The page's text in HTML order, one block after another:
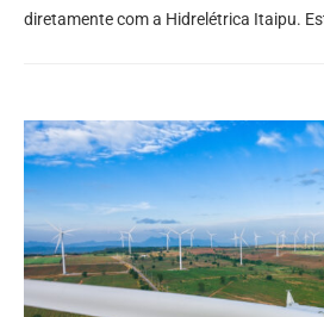
diretamente com a Hidrelétrica Itaipu.